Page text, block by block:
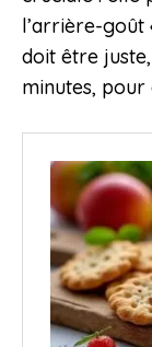
l’arrière-goût
doit être
minutes,